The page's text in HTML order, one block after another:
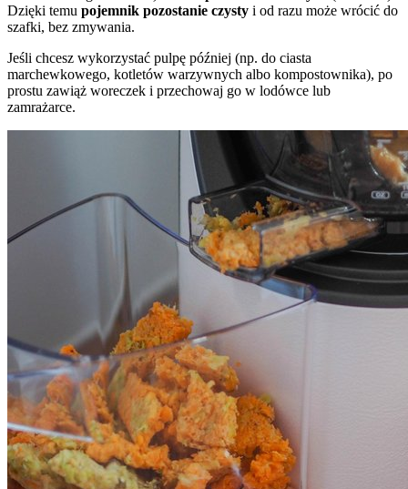
Dzięki temu pojemnik pozostanie czysty i od razu może wrócić do
szafki, bez zmywania.
Jeśli chcesz wykorzystać pulpę później (np. do ciasta
marchewkowego, kotletów warzywnych albo kompostownika), po
prostu zawiąż woreczek i przechowaj go w lodówce lub
zamrażarce.